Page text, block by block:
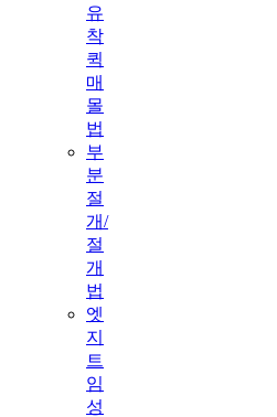
유
착
퀵
매
몰
법
부
분
절
개/
절
개
법
엣
지
트
임
성